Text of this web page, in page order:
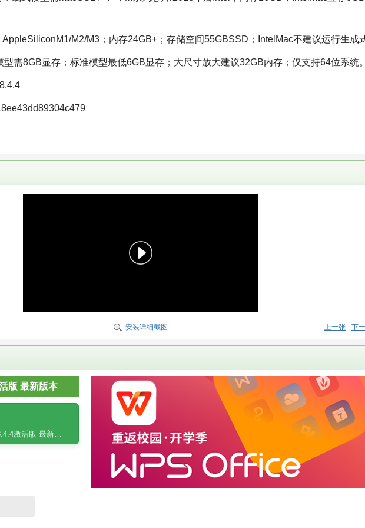
M2/M3；内存24GB+；存储空间55GBSSD；IntelMac不建议运行生成
需8GB显存；标准模型最低6GB显存；大尺寸放大建议32GB内存；仅支持64位系统。
上一张 下
安装详细截图
版 最新版本
Topaz Gigapixel AI 8.4.4激活版 最新版本